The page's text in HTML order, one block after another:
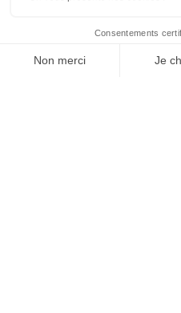
Je suis déjà abonné(e)